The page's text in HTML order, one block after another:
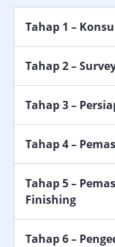
Tahap 1 –
Tahap 2 –
Tahap 3 –
Tahap 4 –
Tahap 5 –
Finishing
Tahap 6 –